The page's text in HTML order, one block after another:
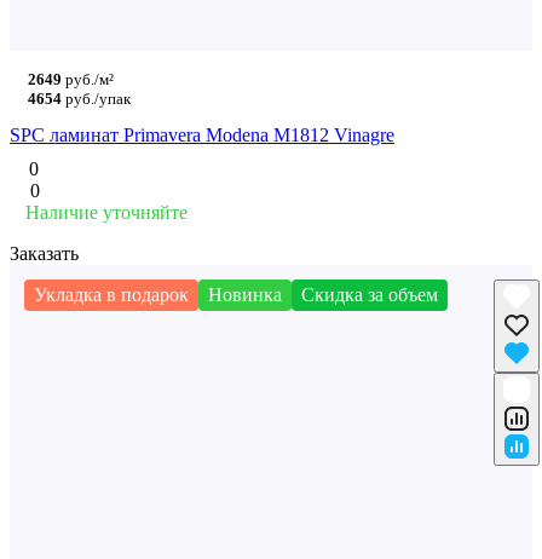
2649 руб./м²
4654 руб./упак
SPC ламинат Primavera Modena M1812 Vinagre
0
0
Наличие уточняйте
Заказать
Укладка в подарок
Новинка Скидка за объем